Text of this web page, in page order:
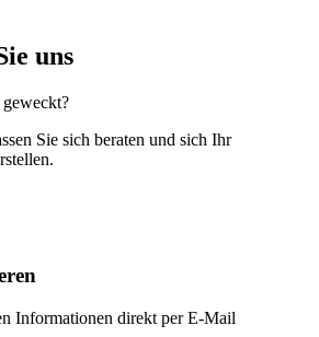
uns
Sie sich beraten und sich Ihr
Informationen direkt per E-Mail